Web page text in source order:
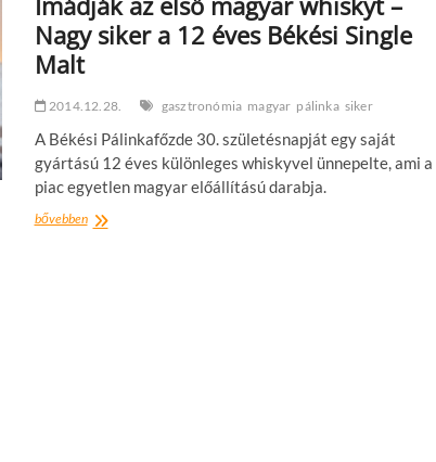
Nagy siker a 12 éves Békési Single
Malt
2014.12.28. gasztronómia magyar pálinka siker
A Békési Pálinkafőzde 30. születésnapját egy saját
gyártású 12 éves különleges whiskyvel ünnepelte, ami a
piac egyetlen magyar előállítású darabja.
bővebbenImádják